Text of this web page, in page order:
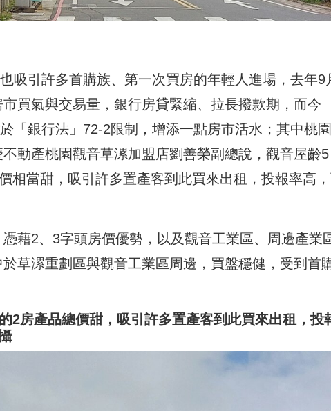
吸引許多首購族、第一次買房的年輕人進場，去年9
買氣與交易量，銀行房貸緊縮、拉長撥款期，而今
「銀行法」72-2限制，增添一點房市活水；其中桃
動產桃園觀音草漯加盟店劉善榮副總說，觀音屋齡5
相當甜，吸引許多置產客到此買來出租，投報率高
藉2、3字頭房價優勢，以及觀音工業區、周邊產業
草漯重劃區與觀音工業區周邊，買盤穩健，受到首
2房產品總價甜，吸引許多置產客到此買來出租，投